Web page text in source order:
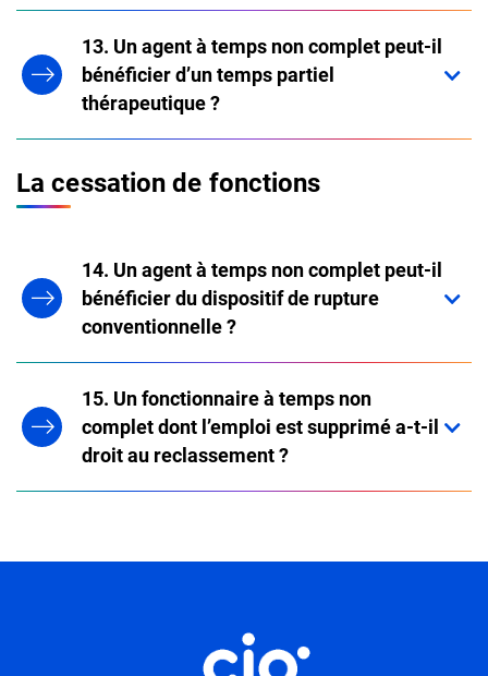
13. Un agent à temps non complet peut-il
bénéficier d’un temps partiel
thérapeutique ?
La cessation de fonctions
14. Un agent à temps non complet peut-il
bénéficier du dispositif de rupture
conventionnelle ?
15. Un fonctionnaire à temps non
complet dont l’emploi est supprimé a-t-il
droit au reclassement ?